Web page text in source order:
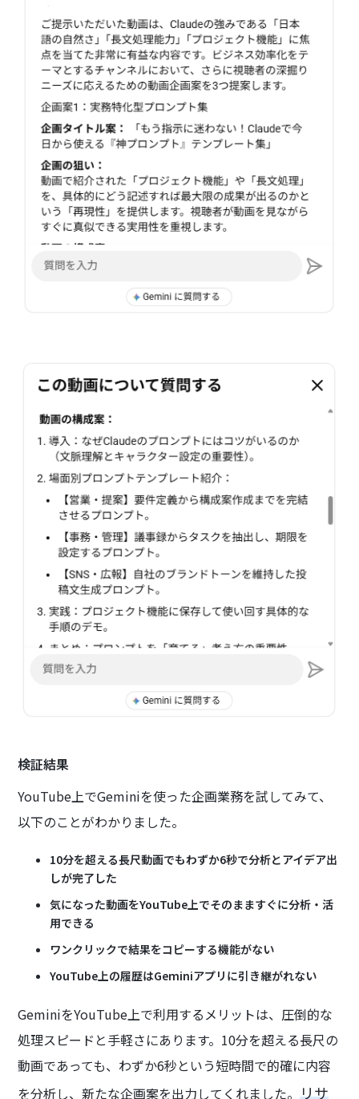
検証結果
YouTube上でGeminiを使った企画業務を試してみて、
以下のことがわかりました。
10分を超える長尺動画でもわずか6秒で分析とアイデア出
しが完了した
気になった動画をYouTube上でそのまますぐに分析・活
用できる
ワンクリックで結果をコピーする機能がない
YouTube上の履歴はGeminiアプリに引き継がれない
GeminiをYouTube上で利用するメリットは、圧倒的な
処理スピードと手軽さにあります。10分を超える長尺の
動画であっても、わずか6秒という短時間で的確に内容
を分析し、新たな企画案を出力してくれました。リサ